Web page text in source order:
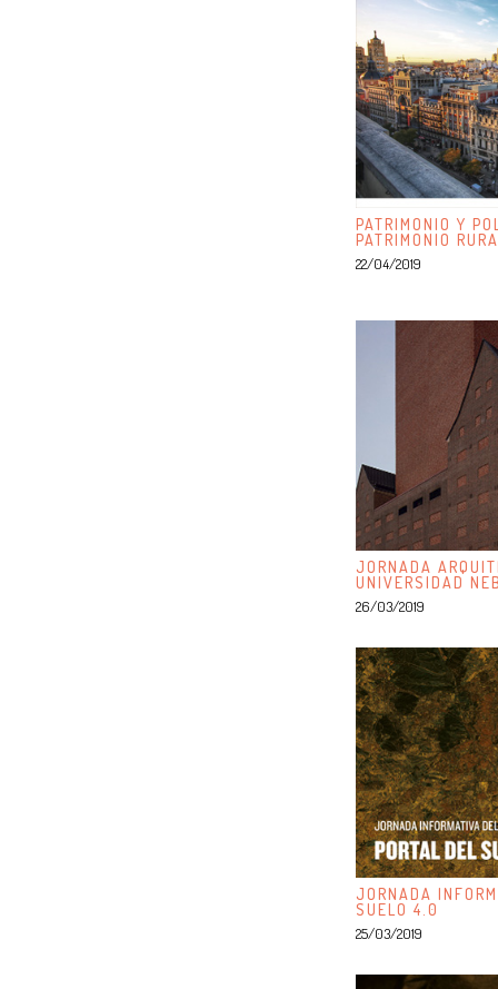
PATRIMONIO Y
PATRIMONIO
22/04/2019
JORNADA
UNIVERSIDAD
26/03/2019
JORNADA
SUELO 4.0
25/03/2019